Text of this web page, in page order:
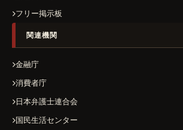
フリー掲示板
関連機関
金融庁
消費者庁
日本弁護士連合会
国民生活センター